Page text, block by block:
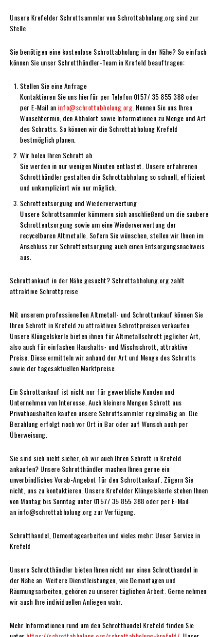
Unsere Krefelder Schrottsammler von Schrottabholung.org sind zur
Stelle
Sie benötigen eine kostenlose Schrottabholung in der Nähe? So einfach
können Sie unser Schrotthändler-Team in Krefeld beauftragen:
Stellen Sie eine Anfrage
Kontaktieren Sie uns hierfür per Telefon 0157/ 35 855 388 oder
per E-Mail an info@schrottabholung.org. Nennen Sie uns Ihren
Wunschtermin, den Abholort sowie Informationen zu Menge und Art
des Schrotts. So können wir die Schrottabholung Krefeld
bestmöglich planen.
Wir holen Ihren Schrott ab
Sie werden in nur wenigen Minuten entlastet. Unsere erfahrenen
Schrotthändler gestalten die Schrottabholung so schnell, effizient
und unkompliziert wie nur möglich.
Schrottentsorgung und Wiederverwertung
Unsere Schrottsammler kümmern sich anschließend um die saubere
Schrottentsorgung sowie um eine Wiederverwertung der
recycelbaren Altmetalle. Sofern Sie wünschen, stellen wir Ihnen im
Anschluss zur Schrottentsorgung auch einen Entsorgungsnachweis
aus.
Schrottankauf in der Nähe gesucht? Schrottabholung.org zahlt
attraktive Schrottpreise
Mit unserem professionellen Altmetall- und Schrottankauf können Sie
Ihren Schrott in Krefeld zu attraktiven Schrottpreisen verkaufen.
Unsere Klüngelskerle bieten ihnen für Altmetallschrott jeglicher Art,
also auch für einfachen Haushalts- und Mischschrott, attraktive
Preise. Diese ermitteln wir anhand der Art und Menge des Schrotts
sowie der tagesaktuellen Marktpreise.
Ein Schrottankauf ist nicht nur für gewerbliche Kunden und
Unternehmen von Interesse. Auch kleinere Mengen Schrott aus
Privathaushalten kaufen unsere Schrottsammler regelmäßig an. Die
Bezahlung erfolgt noch vor Ort in Bar oder auf Wunsch auch per
Überweisung.
Sie sind sich nicht sicher, ob wir auch Ihren Schrott in Krefeld
ankaufen? Unsere Schrotthändler machen Ihnen gerne ein
unverbindliches Vorab-Angebot für den Schrottankauf. Zögern Sie
nicht, uns zu kontaktieren. Unsere Krefelder Klüngelskerle stehen Ihnen
von Montag bis Sonntag unter 0157/ 35 855 388 oder per E-Mail
an info@schrottabholung.org zur Verfügung.
Schrotthandel, Demontagearbeiten und vieles mehr: Unser Service in
Krefeld
Unsere Schrotthändler bieten Ihnen nicht nur einen Schrotthandel in
der Nähe an. Weitere Dienstleistungen, wie Demontagen und
Räumungsarbeiten, gehören zu unserer täglichen Arbeit. Gerne nehmen
wir auch Ihre individuellen Anliegen wahr.
Mehr Informationen rund um den Schrotthandel Krefeld finden Sie